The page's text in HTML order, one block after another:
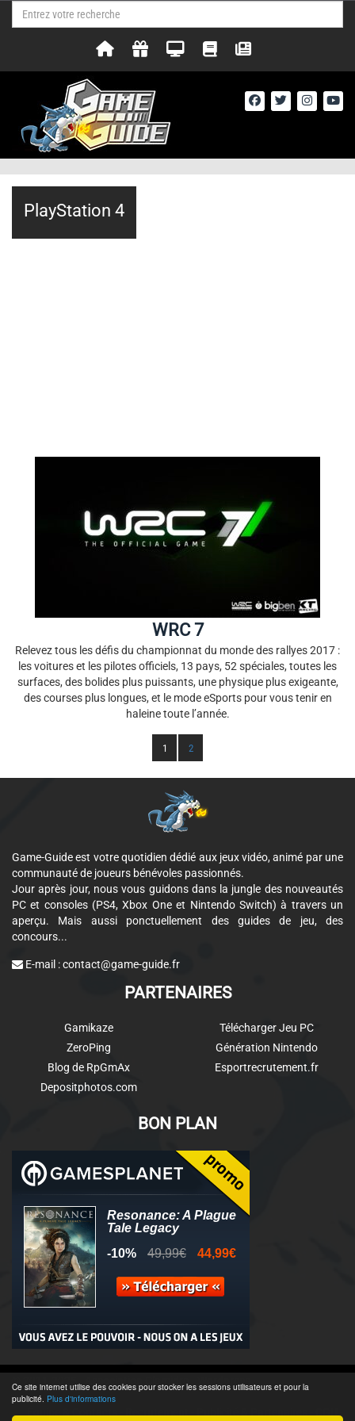
Ce site internet utilise des cookies pour stocker les sessions utilisateurs et pour la
publicité. Plus d'informations
WRC 7
Relevez tous les défis du championnat du monde des rallyes 2017 :
les voitures et les pilotes officiels, 13 pays, 52 spéciales, toutes les
surfaces, des bolides plus puissants, une physique plus exigeante,
des courses plus longues, et le mode eSports pour vous tenir en
haleine toute l’année.
PlayStation 4
1 2
Game-Guide est votre quotidien dédié aux jeux vidéo, animé par une
communauté de joueurs bénévoles passionnés.
Jour après jour, nous vous guidons dans la jungle des nouveautés
PC et consoles (PS4, Xbox One et Nintendo Switch) à travers un
aperçu. Mais aussi ponctuellement des guides de jeu, des
concours...
E-mail :contact@game-guide.fr
PARTENAIRES
Gamikaze
ZeroPing
Blog de RpGmAx
Depositphotos.com
Télécharger Jeu PC
Génération Nintendo
Esportrecrutement.fr
BON PLAN